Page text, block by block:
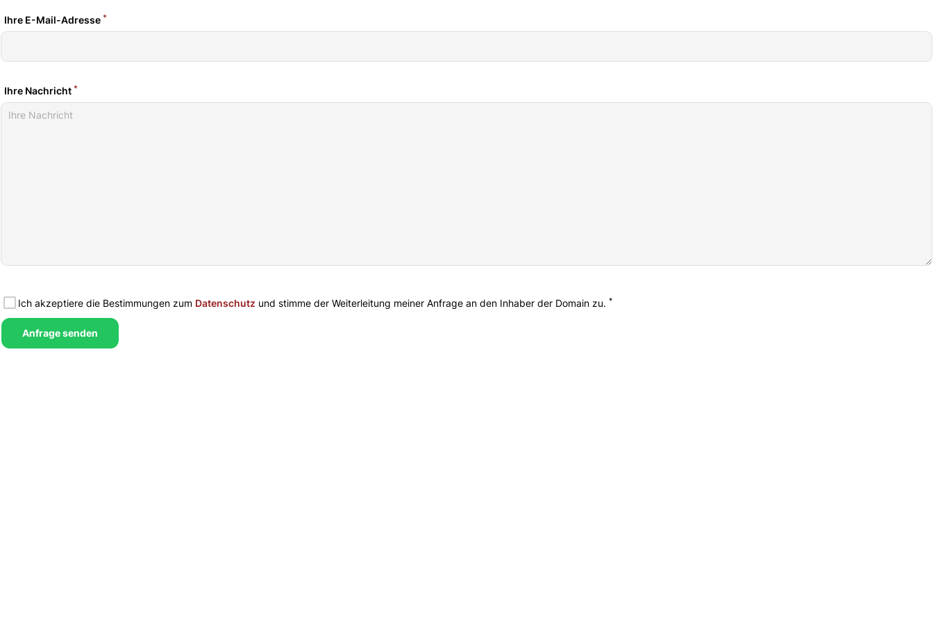
Ihre E-Mail-Adresse *
Ihre Nachricht *
Ich akzeptiere die Bestimmungen zum Datenschutz und stimme der Weiterleitung meiner Anfrage an den Inhaber der Domain zu. *
Anfrage senden